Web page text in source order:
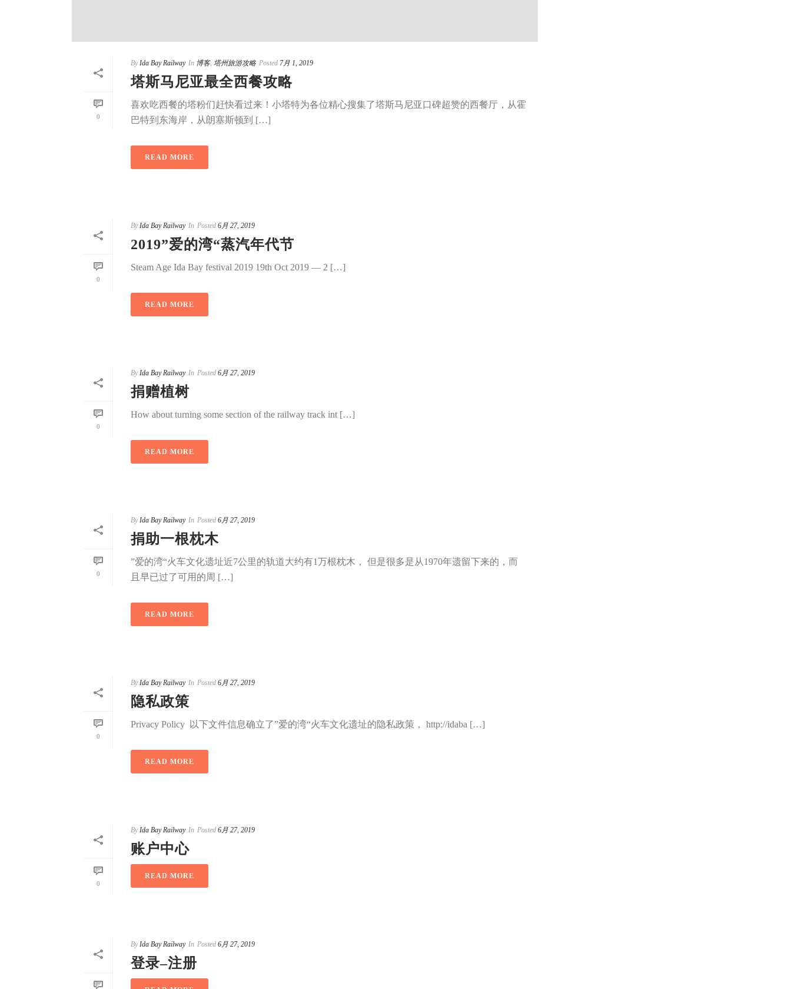
0
By Ida Bay Railway In 博客, 塔州旅游攻略 Posted 7月 1, 2019
塔斯马尼亚最全西餐攻略
喜欢吃西餐的塔粉们赶快看过来！小塔特为各位精心搜集了塔斯马尼亚口碑超赞的西餐厅，从霍
巴特到东海岸，从朗塞斯顿到 […]
READ MORE
0
By Ida Bay Railway In Posted 6月 27, 2019
2019”爱的湾“蒸汽年代节
Steam Age Ida Bay festival 2019 19th Oct 2019 — 2 […]
READ MORE
0
By Ida Bay Railway In Posted 6月 27, 2019
捐赠植树
How about turning some section of the railway track int […]
READ MORE
0
By Ida Bay Railway In Posted 6月 27, 2019
捐助一根枕木
”爱的湾“火车文化遗址近7公里的轨道大约有1万根枕木， 但是很多是从1970年遗留下来的，而
且早已过了可用的周 […]
READ MORE
0
By Ida Bay Railway In Posted 6月 27, 2019
隐私政策
Privacy Policy 以下文件信息确立了”爱的湾“火车文化遗址的隐私政策， http://idaba […]
READ MORE
0
By Ida Bay Railway In Posted 6月 27, 2019
账户中心
READ MORE
By Ida Bay Railway In Posted 6月 27, 2019
登录–注册